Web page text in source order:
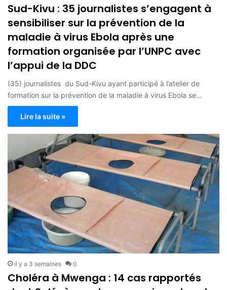
Sud-Kivu : 35 journalistes s’engagent à
sensibiliser sur la prévention de la
maladie à virus Ebola après une
formation organisée par l’UNPC avec
l’appui de la DDC
(35) journalistes du Sud-Kivu ayant participé à l’atelier de
formation sur la prévention de la maladie à virus Ebola se…
Lire la suite »
il y a 3 semaines 0
Choléra à Mwenga : 14 cas rapportés